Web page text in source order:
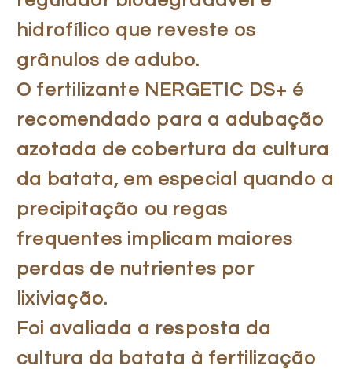
hidrofílico que reveste os
grânulos de adubo.
O fertilizante NERGETIC DS+ é
recomendado para a adubação
azotada de cobertura da cultura
da batata, em especial quando a
precipitação ou regas
frequentes implicam maiores
perdas de nutrientes por
lixiviação.
Foi avaliada a resposta da
cultura da batata à fertilização